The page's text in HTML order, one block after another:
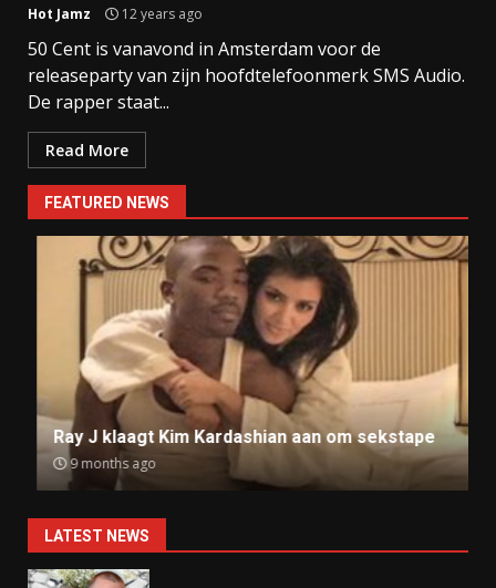
Hot Jamz 12 years ago
50 Cent is vanavond in Amsterdam voor de
releaseparty van zijn hoofdtelefoonmerk SMS Audio.
De rapper staat...
Read More
FEATURED NEWS
Ray J klaagt Kim Kardashian aan om sekstape
9 months ago
LATEST NEWS